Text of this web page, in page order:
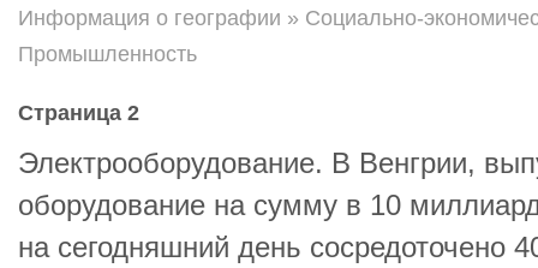
Информация о географии » Социально-
Промышленность
Страница 2
Электрооборудование. В Венгрии,
оборудование на сумму в 10
на сегодняшний день сосредоточено